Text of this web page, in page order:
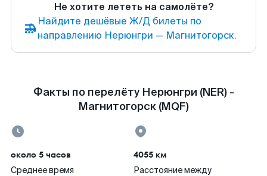
Не хотите лететь на самолёте?
Найдите дешёвые Ж/Д билеты по
направлению Нерюнгри — Магнитогорск.
Факты по перелёту Нерюнгри (NER) -
Магнитогорск (MQF)
около 5 часов
Среднее время
4055 км
Расстояние между